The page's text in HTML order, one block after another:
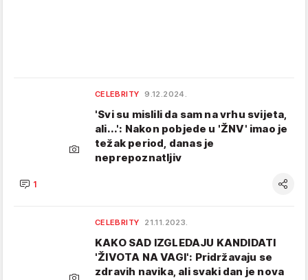
CELEBRITY 9.12.2024.
'Svi su mislili da sam na vrhu svijeta,
ali...': Nakon pobjede u 'ŽNV' imao je
težak period, danas je
neprepoznatljiv
1
CELEBRITY 21.11.2023.
KAKO SAD IZGLEDAJU KANDIDATI
'ŽIVOTA NA VAGI': Pridržavaju se
zdravih navika, ali svaki dan je nova